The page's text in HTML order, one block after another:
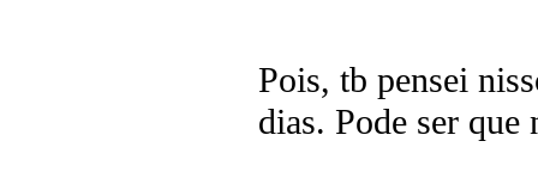
Pois, tb pensei
dias. Pode ser